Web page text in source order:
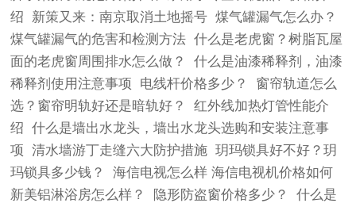
绍
新策又来：南京取消土地摇号 煤气罐漏气怎么办？
煤气罐漏气的危害和检测方法 什么是老虎窗？树脂瓦屋
面的老虎窗周围排水怎么做？
什么是油漆稀释剂​，油漆
稀释剂​使用注意事项
电线杆价格多少？
窗帘轨道怎么
选？窗帘明轨好还是暗轨好？
红外线加热灯管性能介
绍
什么是墙出水龙头，墙出水龙头选购和安装注意事
项
清水墙游丁走缝六大防护措施 玥玛锁具好不好？玥
玛锁具多少钱？
海信电视怎么样 海信电视机价格如何
新美铝淋浴房怎么样？
隐形防盗窗价格多少？
什么是